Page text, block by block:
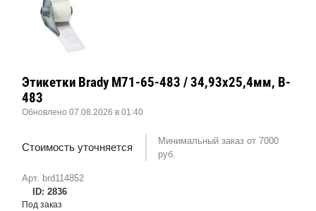
Арт. brd114852
ID: 2836
Этикетки Brady M71-65-483 / 34,93x25,4мм, B-
483
Обновлено 07.08.2026 в 01:40
Стоимость уточняется
Минимальный заказ от 7000
руб.
Под заказ